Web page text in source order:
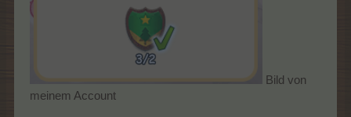
Bild von
meinem Account